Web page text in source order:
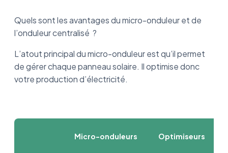
Quels sont les avantages du micro-onduleur et de
l’onduleur centralisé ?
L’atout principal du micro-onduleur est qu’il permet
de gérer chaque panneau solaire. Il optimise donc
votre production d’électricité.
Micro-onduleurs Optimiseurs